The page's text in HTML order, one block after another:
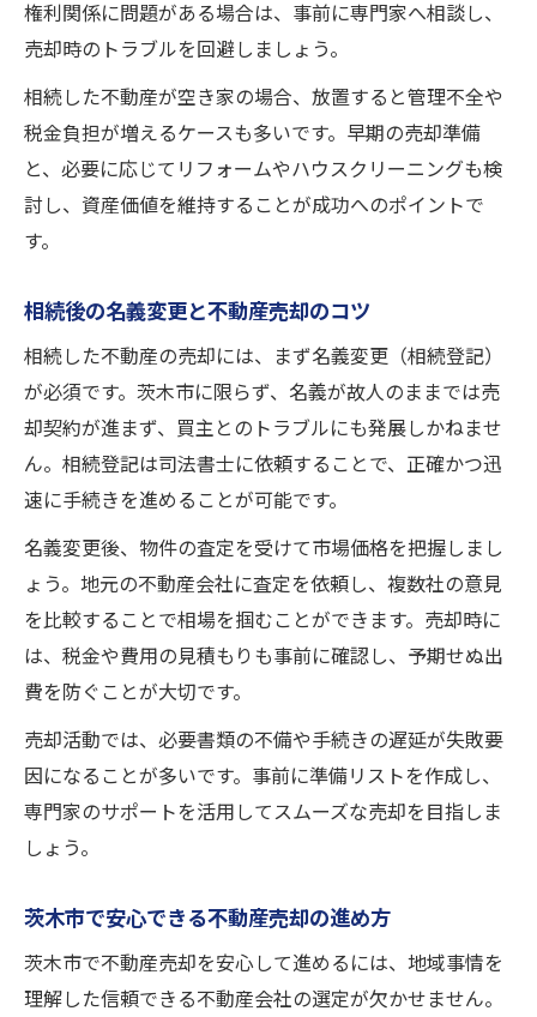
権利関係に問題がある場合は、事前に専門家へ相談し、
売却時のトラブルを回避しましょう。
相続した不動産が空き家の場合、放置すると管理不全や
税金負担が増えるケースも多いです。早期の売却準備
と、必要に応じてリフォームやハウスクリーニングも検
討し、資産価値を維持することが成功へのポイントで
す。
相続後の名義変更と不動産売却のコツ
相続した不動産の売却には、まず名義変更（相続登記）
が必須です。茨木市に限らず、名義が故人のままでは売
却契約が進まず、買主とのトラブルにも発展しかねませ
ん。相続登記は司法書士に依頼することで、正確かつ迅
速に手続きを進めることが可能です。
名義変更後、物件の査定を受けて市場価格を把握しまし
ょう。地元の不動産会社に査定を依頼し、複数社の意見
を比較することで相場を掴むことができます。売却時に
は、税金や費用の見積もりも事前に確認し、予期せぬ出
費を防ぐことが大切です。
売却活動では、必要書類の不備や手続きの遅延が失敗要
因になることが多いです。事前に準備リストを作成し、
専門家のサポートを活用してスムーズな売却を目指しま
しょう。
茨木市で安心できる不動産売却の進め方
茨木市で不動産売却を安心して進めるには、地域事情を
理解した信頼できる不動産会社の選定が欠かせません。